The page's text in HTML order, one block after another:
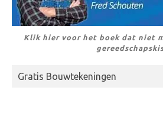
Klik hier voor het boek dat niet
Gratis Bouwtekeningen